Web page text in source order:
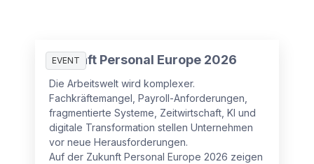
EVENT
Zukunft Personal Europe 2026
Die Arbeitswelt wird komplexer.
Fachkräftemangel, Payroll-Anforderungen,
fragmentierte Systeme, Zeitwirtschaft, KI und
digitale Transformation stellen Unternehmen
vor neue Herausforderungen.
Auf der Zukunft Personal Europe 2026 zeigen